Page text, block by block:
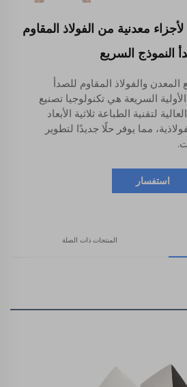
لأجزاء معدنية من الفولاذ المقاوم
النموذج السريع
المعدن والفولاذ المقاوم للصدأ
السريعة هي تكنولوجيا تصنيع
لتقنية الطباعة ثلاثية الأبعاد
مما يوفر حلًا جديدًا لتطوير
استفسار
المنتجات ذات الصلة